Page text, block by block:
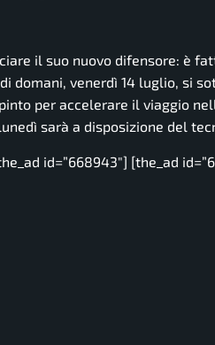
il suo nuovo difensore: è
domani, venerdì 14 luglio, si
per accelerare il viaggio
sarà a disposizione del
id=”668943″] [the_ad